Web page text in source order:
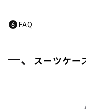
FAQ
一、 スーツケー